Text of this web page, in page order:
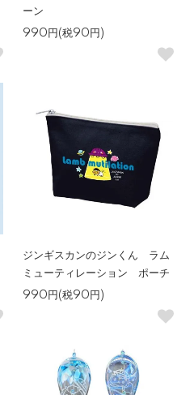
ーン
990円(税90円)
ジンギスカンのジンくん ラム
ミューティレーション ポーチ
990円(税90円)